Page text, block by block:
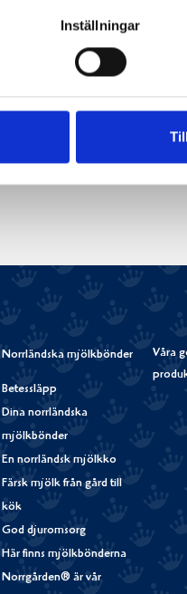
Inställningar
Norrländska mjölkbönder
Betessläpp
Dina norrländska
mjölkbönder
En norrländsk mjölkko
Färsk mjölk från gård till
kök
God djuromsorg
Här finns mjölkbönderna
Norrgården® är vår
Våra